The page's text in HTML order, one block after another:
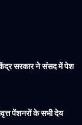
सरकार ने संसद में पेश
पेंशनरों के सभी देय